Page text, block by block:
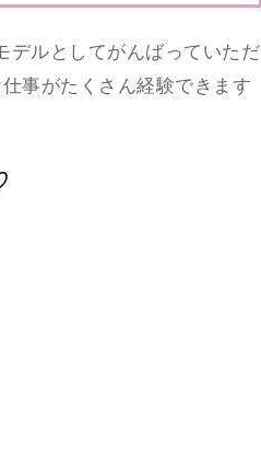
デルとしてがんばっていただ
事がたくさん経験できます